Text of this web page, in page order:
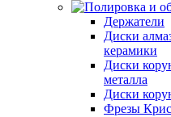
Держатели
Диски
керамики
Диски
металла
Диски
Фрезы